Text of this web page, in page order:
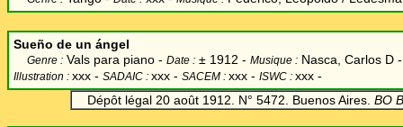
Sueño de un ángel
Genre : Vals para piano - Date : ± 1912 - Musique : Nasca, Carlos D -
Illustration : xxx - SADAIC : xxx - SACEM : xxx - ISWC : xxx -
Dépôt légal 20 août 1912. N° 5472. Buenos Aires. BO